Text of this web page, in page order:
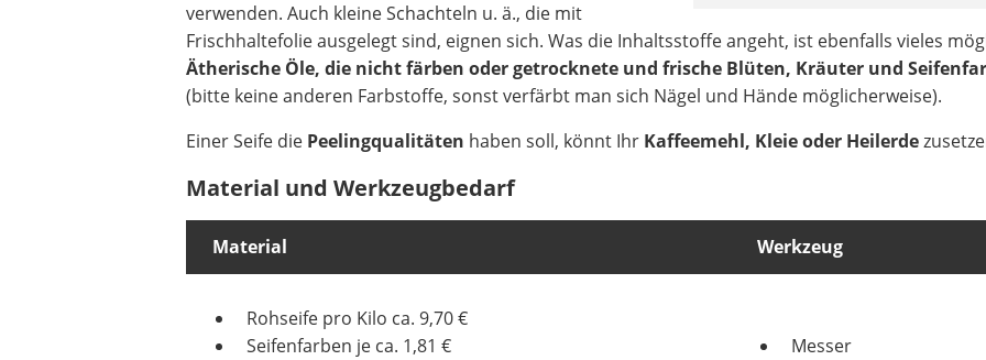
verwenden. Auch kleine Schachteln u. ä., die mit
Frischhaltefolie ausgelegt sind, eignen sich. Was die Inhaltsstoffe angeht, ist ebenfalls vieles
Ätherische Öle, die nicht färben oder getrocknete und frische Blüten, Kräuter und
(bitte keine anderen Farbstoffe, sonst verfärbt man sich Nägel und Hände möglicherweise).
Einer Seife die Peelingqualitäten haben soll, könnt Ihr Kaffeemehl, Kleie oder Heilerde
Material und Werkzeugbedarf
Material Werkzeug
Rohseife pro Kilo ca. 9,70 €
Seifenfarben je ca. 1,81 €
Messer